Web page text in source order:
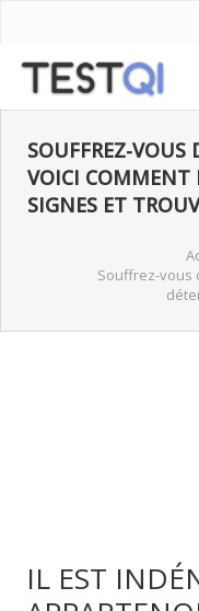
SOUFFREZ-VOUS
VOICI COMMENT
SIGNES ET
Souffrez-vous
IL EST